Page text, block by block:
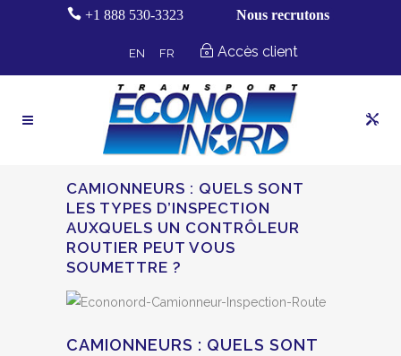
+1 888 530-3323 Nous recrutons
EN FR Accès client
CAMIONNEURS : QUELS SONT
LES TYPES D’INSPECTION
AUXQUELS UN CONTRÔLEUR
ROUTIER PEUT VOUS
SOUMETTRE ?
CAMIONNEURS : QUELS SONT